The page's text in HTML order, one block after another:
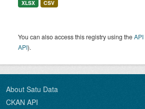
XLSX CSV
You can also access this registry using theAPI
API).
About Satu Data
CKAN API